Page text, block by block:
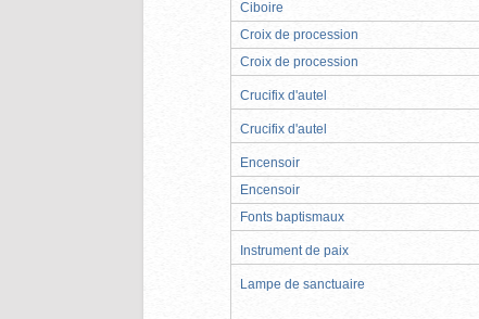
Ciboire
Croix de procession
Croix de procession
Crucifix d'autel
Crucifix d'autel
Encensoir
Encensoir
Fonts baptismaux
Instrument de paix
Lampe de sanctuaire